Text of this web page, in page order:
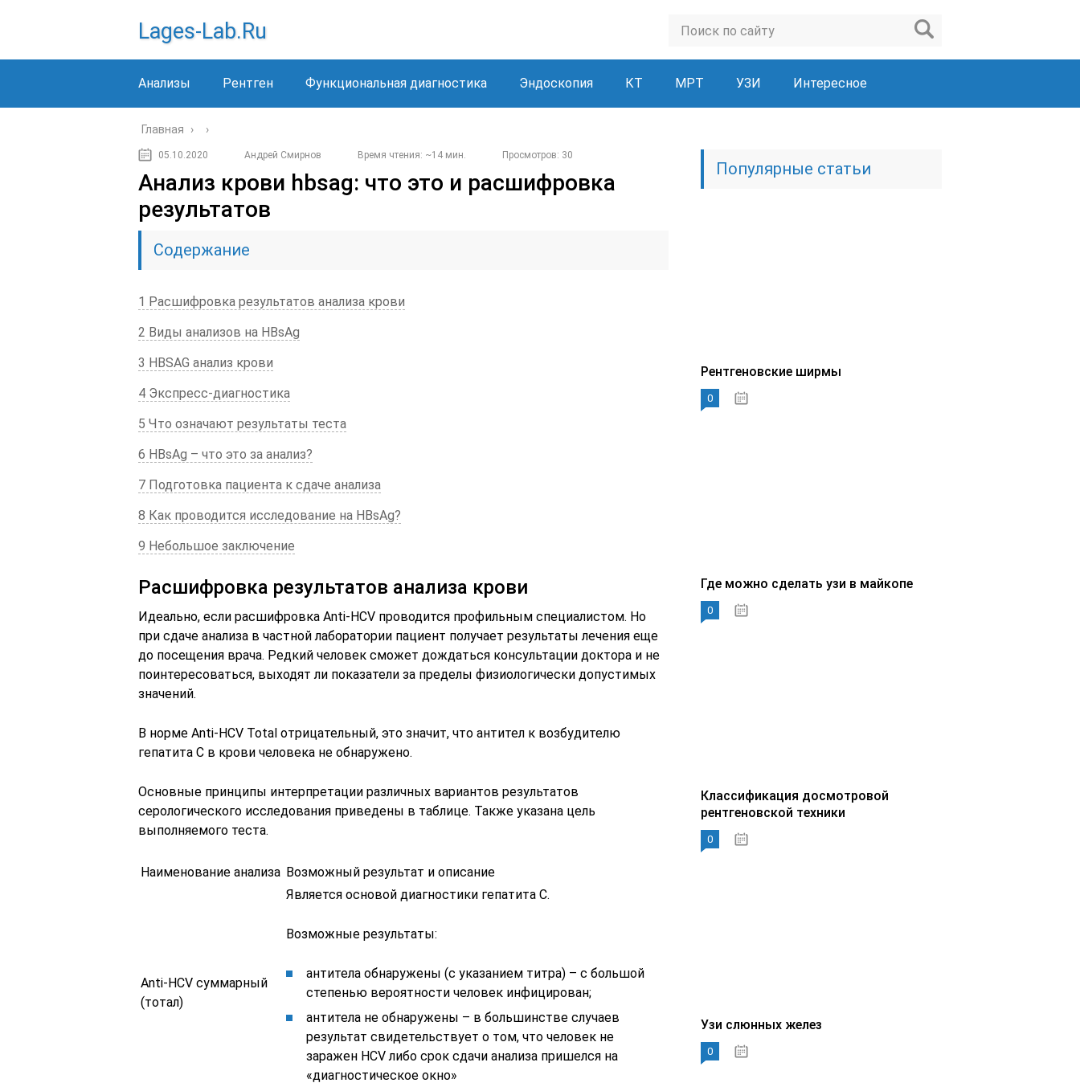
Lages-Lab.ru
Анализы Рентген Функциональная диагностика Эндоскопия КТ МРТ УЗИ Интересное
Главная › ›
05.10.2020 Андрей Смирнов Время чтения: ~14 мин. Просмотров: 30
Анализ крови hbsag: что это и расшифровка
результатов
Содержание
1 Расшифровка результатов анализа крови
2 Виды анализов на HBsAg
3 HBSAG анализ крови
4 Экспресс-диагностика
5 Что означают результаты теста
6 HBsAg – что это за анализ?
7 Подготовка пациента к сдаче анализа
8 Как проводится исследование на HBsAg?
9 Небольшое заключение
Расшифровка результатов анализа крови
Идеально, если расшифровка Anti-HCV проводится профильным специалистом. Но
при сдаче анализа в частной лаборатории пациент получает результаты лечения еще
до посещения врача. Редкий человек сможет дождаться консультации доктора и не
поинтересоваться, выходят ли показатели за пределы физиологически допустимых
значений.
В норме Anti-HCV Total отрицательный, это значит, что антител к возбудителю
гепатита С в крови человека не обнаружено.
Основные принципы интерпретации различных вариантов результатов
серологического исследования приведены в таблице. Также указана цель
выполняемого теста.
Наименование анализа Возможный результат и описание
Anti-HCV суммарный
(тотал)
Является основой диагностики гепатита С.
Возможные результаты:
антитела обнаружены (с указанием титра) – с большой
степенью вероятности человек инфицирован;
антитела не обнаружены – в большинстве случаев
результат свидетельствует о том, что человек не
заражен HCV либо срок сдачи анализа пришелся на
«диагностическое окно»
Популярные статьи
Рентгеновские ширмы
0
Где можно сделать узи в майкопе
0
Классификация досмотровой
рентгеновской техники
0
Узи слюнных желез
0